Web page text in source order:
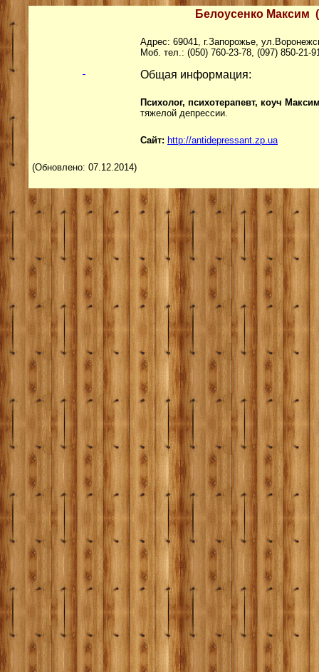
Белоусенко Максим (
Адрес: 69041, г.Запорожье,
Моб. тел.: (050) 760-23-78, (097) 850-21-
Общая информация:
Психолог, психотерапевт, коуч
тяжелой депрессии.
Сайт: http://antidepressant.zp.ua
(Обновлено: 07.12.2014)